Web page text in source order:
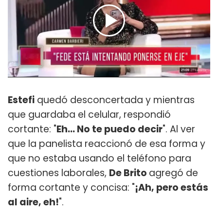
Estefi quedó desconcertada y mientras
que guardaba el celular, respondió
cortante: "Eh... No te puedo decir". Al ver
que la panelista reaccionó de esa forma y
que no estaba usando el teléfono para
cuestiones laborales, De Brito agregó de
forma cortante y concisa: "¡Ah, pero estás
al aire, eh!".